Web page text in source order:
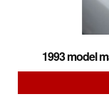
1993 model